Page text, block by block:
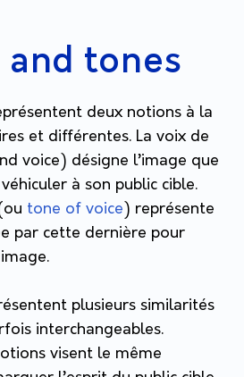
and tones
deux notions à la
et différentes. La voix de
voice) désigne l’image que
à son public cible.
tone of voice) représente
par cette dernière pour
plusieurs similarités
interchangeables.
visent le même